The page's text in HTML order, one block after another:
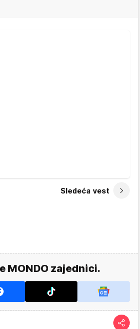
Sledeća vest
MONDO zajednici.